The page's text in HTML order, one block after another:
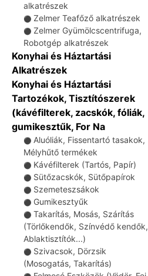
alkatrészek
⚫ Zelmer Teafőző alkatrészek
⚫ Zelmer Gyümölcscentrifuga,
Robotgép alkatrészek
Konyhai és Háztartási
Alkatrészek
Konyhai és Háztartási
Tartozékok, Tisztítószerek
(kávéfilterek, zacskók, fóliák,
gumikesztűk, For Na
⚫ Aluóliák, Fissentartó tasakok,
Mélyhűtő termékek
⚫ Kávéfilterek (Tartós, Papír)
⚫ Sütőzacskók, Sütőpapírok
⚫ Szemeteszsákok
⚫ Gumikesztyűk
⚫ Takarítás, Mosás, Szárítás
(Törlőkendők, Színvédő kendők,
Ablaktisztítók...)
⚫ Szivacsok, Dörzsik
(Mosogatás, Takarítás)